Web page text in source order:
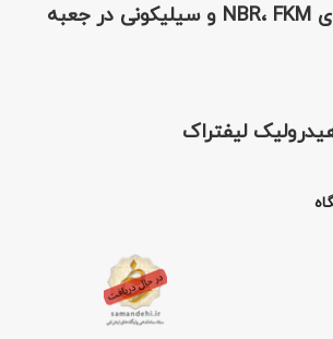
تفاوت اورینگ‌های NBR، FKM و سیلیکونی در جعبه
لیفتراک